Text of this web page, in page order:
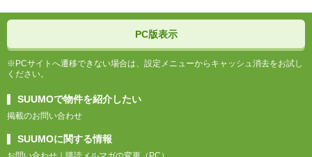
PC版表示
※PCサイトへ遷移できない場合は、設定メニューからキャッシュ消去をお試し
ください。
SUUMOで物件を紹介したい
掲載のお問い合わせ
SUUMOに関する情報